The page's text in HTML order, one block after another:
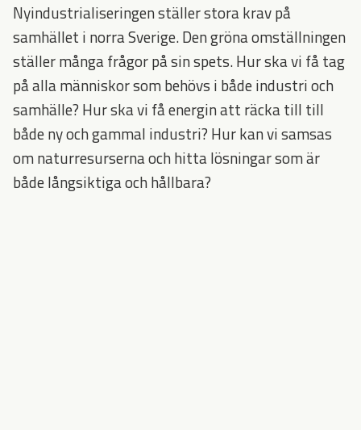
Nyindustrialiseringen ställer stora krav på
samhället i norra Sverige. Den gröna omställningen
ställer många frågor på sin spets. Hur ska vi få tag
på alla människor som behövs i både industri och
samhälle? Hur ska vi få energin att räcka till till
både ny och gammal industri? Hur kan vi samsas
om naturresurserna och hitta lösningar som är
både långsiktiga och hållbara?